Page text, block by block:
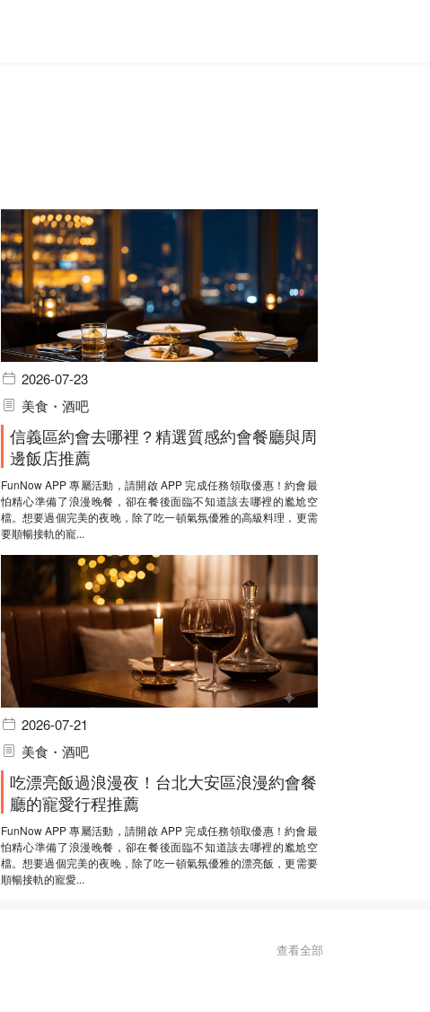
2026-07-23
美食・酒吧
信義區約會去哪裡？精選質感約會餐廳與周
邊飯店推薦
FunNow APP 專屬活動，請開啟 APP 完成任務領取優惠！約會最
怕精心準備了浪漫晚餐，卻在餐後面臨不知道該去哪裡的尷尬空
檔。想要過個完美的夜晚，除了吃一頓氣氛優雅的高級料理，更需
要順暢接軌的寵...
2026-07-21
美食・酒吧
吃漂亮飯過浪漫夜！台北大安區浪漫約會餐
廳的寵愛行程推薦
FunNow APP 專屬活動，請開啟 APP 完成任務領取優惠！約會最
怕精心準備了浪漫晚餐，卻在餐後面臨不知道該去哪裡的尷尬空
檔。想要過個完美的夜晚，除了吃一頓氣氛優雅的漂亮飯，更需要
順暢接軌的寵愛...
查看全部